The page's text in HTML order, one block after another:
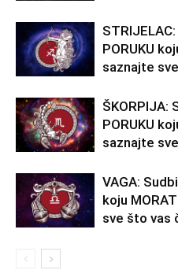
PORUKU
saznajte
ŠKORPIJA:
PORUKU
saznajte
VAGA:
koju
sve što vas